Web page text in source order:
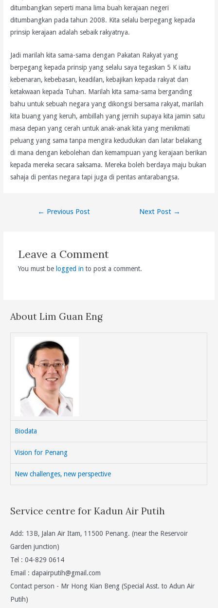
ditumbangkan seperti mana lima buah kerajaan negeri
ditumbangkan pada tahun 2008. Kita selalu berpegang kepada
prinsip kerajaan adalah sebaik rakyatnya.
Jadi marilah kita sama-sama dengan Pakatan Rakyat yang
berpegang kepada prinsip yang selalu saya tegaskan 5 K iaitu
kebenaran, kebebasan, keadilan, kebajikan kepada rakyat dan
ketakwaan kepada Tuhan. Marilah kita sama-sama berganding
bahu untuk sebuah negara yang dikongsi bersama rakyat, marilah
kita buang yang keruh, ambillah yang jernih supaya kita jamin satu
masa depan yang cerah untuk anak-anak kita yang menikmati
peluang yang sama tanpa mengira kedudukan dan latar belakang
di mana dengan kebolehan dan kemampuan yang kerajaan berikan
kepada mereka secara saksama. Mereka boleh berdaya maju bukan
sahaja di pentas negara tapi juga di pentas antarabangsa.
← Previous Post Next Post →
Leave a Comment
You must be logged in to post a comment.
About Lim Guan Eng
Biodata
Vision for Penang
New challenges, new perspective
Service centre for Kadun Air Putih
Add: 13B, Jalan Air Itam, 11500 Penang. (near the Reservoir
Garden junction)
Tel : 04-829 0614
Email :dapairputih@gmail.com
Contact person - Mr Hong Kian Beng (Special Asst. to Adun Air
Putih)